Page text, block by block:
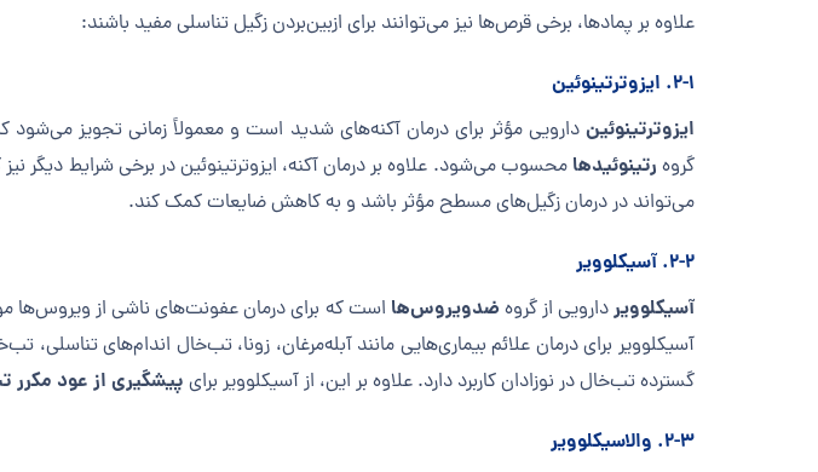
علاوه بر پمادها، برخی قرص‌ها نیز می‌توانند برای ازبین‌بردن زگیل تناسلی مفید باشند:
۲-۱. ایزوترتینوئین
ایزوترتینوئین دارویی مؤثر برای درمان آکنه‌های شدید است و معمولاً زمانی تجویز می‌شود
گروه رتینوئیدها
می‌تواند در درمان زگیل‌های مسطح مؤثر باشد و به کاهش ضایعات کمک کند.
۲-۲. آسیکلوویر
آسیکلوویردارویی از گروه ضدویروس‌ها است که برای درمان عفونت‌های ناشی از ویروس‌ها
آسیکلوویر برای درمان علائم بیماری‌هایی مانند آبله‌مرغان، زونا، تب‌خال اندام‌های
گسترده تب‌خال در نوزادان کاربرد دارد. علاوه بر این، از آسیکلوویر برای پیشگیری از عود مکرر
۲-۳. والاسیکلوویر